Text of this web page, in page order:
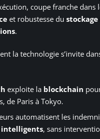
coupe franche dans
et robustesse du
.
la technologie s’invite
exploite la blockchain
de Paris à Tokyo.
automatisent les
, sans